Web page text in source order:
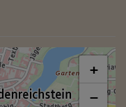
+
−